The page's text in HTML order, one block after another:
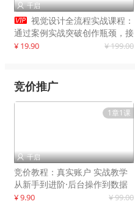
 千启
 视觉设计全流程实战课程：
通过案例实战突破创作瓶颈，接
单月入20000+
¥ 19.90 ¥ 199.00
竞价推广
1章1课
 千启
竞价教程：真实账户 实战教学
从新手到进阶·后台操作到数据
优化
¥ 9.90 ¥ 99.00